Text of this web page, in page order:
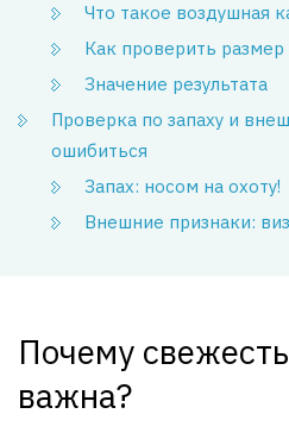
Что такое воздушная
Как проверить
Значение результата
Проверка по запаху и
ошибиться
Запах: носом на охоту!
Внешние признаки:
Почему
важна?